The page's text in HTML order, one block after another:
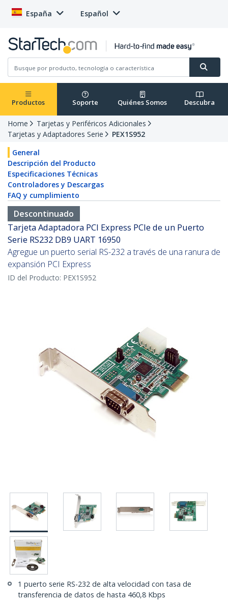
España Español
Productos Soporte Quiénes Somos Descubra
Home
Tarjetas y Periféricos Adicionales
Tarjetas y Adaptadores Serie
PEX1S952
General
Descripción del Producto
Especificaciones Técnicas
Controladores y Descargas
FAQ y cumplimiento
Descontinuado
Tarjeta Adaptadora PCI Express PCIe de un Puerto
Serie RS232 DB9 UART 16950
Agregue un puerto serial RS-232 a través de una ranura de
expansión PCI Express
ID del Producto: PEX1S952
1 puerto serie RS-232 de alta velocidad con tasa de
transferencia de datos de hasta 460,8 Kbps